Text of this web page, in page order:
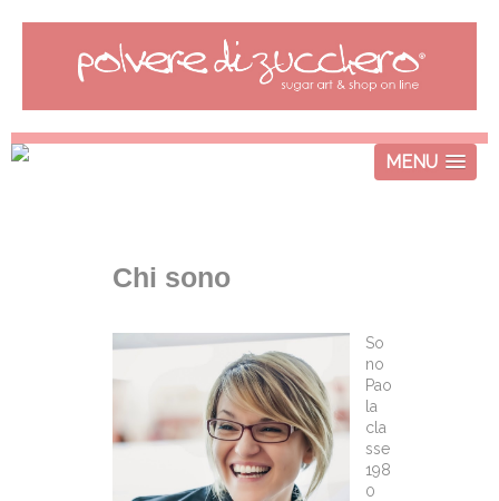
MENU
Chi sono
So
no
Pao
la
cla
sse
198
0